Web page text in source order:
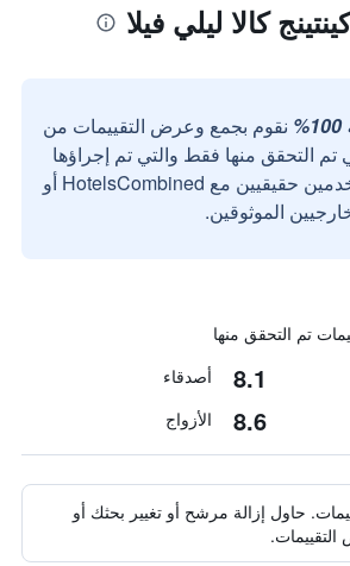
كالا ليلي فيلا
نقوم بجمع وعرض التقييمات من
تم التحقق منها فقط والتي تم إجراؤها
بواسطة مستخدمين حقيقيين مع HotelsCombined أو
الموثوقين.
8.1 أصدقاء
8.6 الأزواج
حاول إزالة مرشح أو تغيير بحثك أو